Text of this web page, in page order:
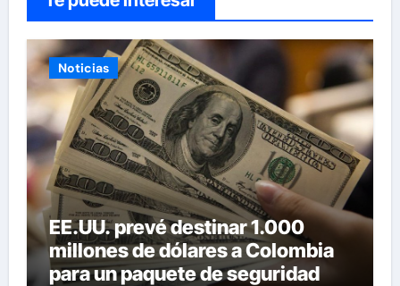
Noticias
EE.UU. prevé destinar 1.000
millones de dólares a Colombia
para un paquete de seguridad